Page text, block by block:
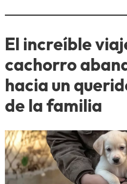
El increíble
cachorro
hacia un
de la familia